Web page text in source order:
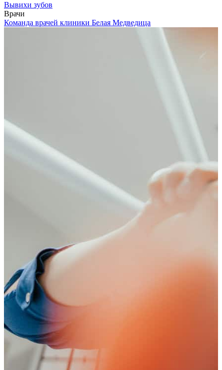
Вывихи зубов
Врачи
Команда врачей клиники Белая Медведица